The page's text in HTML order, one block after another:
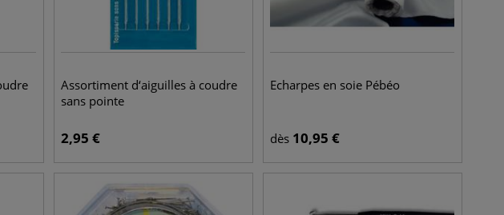
Assortiment d‘aiguilles à coudre
sans pointe
2,95 €
Echarpes en soie Pébéo
dès 10,95 €